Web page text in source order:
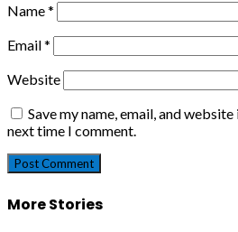
Name*
Email*
Website
Save my name, email, and
next time I comment.
More Stories